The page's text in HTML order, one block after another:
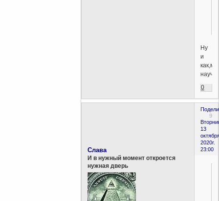
Ну
и
0
9
13
2020г.
23:00
Слава
И в нужный момент откроется
нужная дверь